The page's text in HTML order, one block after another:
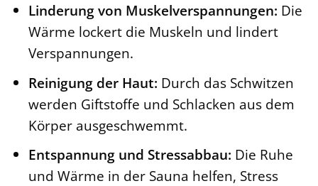
Linderung von Muskelverspannungen: Die
Wärme lockert die Muskeln und lindert
Verspannungen.
Reinigung der Haut: Durch das Schwitzen
werden Giftstoffe und Schlacken aus dem
Körper ausgeschwemmt.
Entspannung und Stressabbau: Die Ruhe
und Wärme in der Sauna helfen, Stress